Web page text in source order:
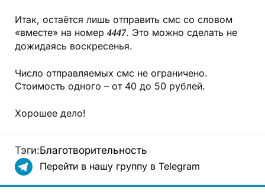
Итак, остаётся лишь отправить смс со словом
«вместе» на номер 4447. Это можно сделать не
дожидаясь воскресенья.
Число отправляемых смс не ограничено.
Стоимость одного – от 40 до 50 рублей.
Хорошее дело!
Тэги:Благотворительность
Перейти в нашу группу в Telegram